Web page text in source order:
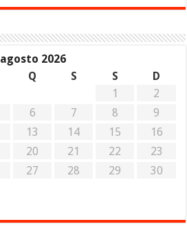
agosto 2026
Q S S
D
1
2
6 7 8
9
13 14 15
16
20 21 22
23
27 28 29
30